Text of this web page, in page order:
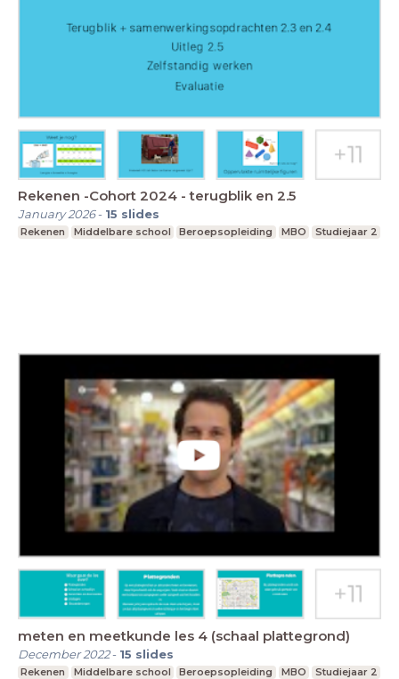
Rekenen -Cohort 2024 - terugblik en 2.5
January 2026- 15 slides
Rekenen Middelbare school Beroepsopleiding MBO Studiejaar 2
meten en meetkunde les 4 (schaal plattegrond)
December 2022- 15 slides
Rekenen Middelbare school Beroepsopleiding MBO Studiejaar 2